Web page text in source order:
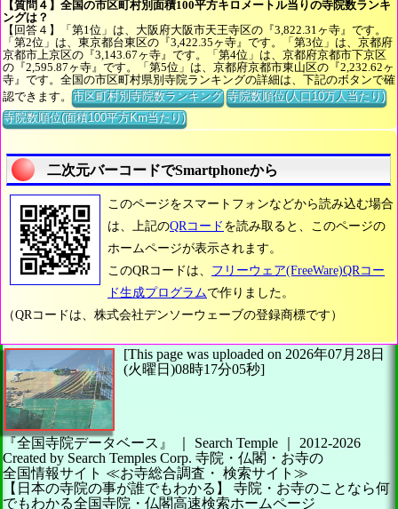
【質問４】全国の市区町村別面積100平方キロメートル当りの寺院数ランキ
ングは？
【回答４】「第1位」は、大阪府大阪市天王寺区の『3,822.31ヶ寺』です。
「第2位」は、東京都台東区の『3,422.35ヶ寺』です。「第3位」は、京都府
京都市上京区の『3,143.67ヶ寺』です。「第4位」は、京都府京都市下京区
の『2,595.87ヶ寺』です。「第5位」は、京都府京都市東山区の『2,232.62ヶ
寺』です。全国の市区町村県別寺院ランキングの詳細は、下記のボタンで確
認できます。市区町村別寺院数ランキング 寺院数順位(人口10万人当たり)
寺院数順位(面積100平方Km当たり)
二次元バーコードでSmartphoneから
このページをスマートフォンなどから読み込む場合
は、上記のQRコード を読み取ると、このページの
ホームページが表示されます。
このQRコードは、 フリーウェア(FreeWare)QRコー
ド生成プログラムで作りました。
（QRコードは、株式会社デンソーウェーブの登録商標です）
[This page was uploaded on 2026年07月28日
(火曜日)08時17分05秒]
『全国寺院データベース』 ｜ Search Temple
2012-2026
Created by Search Temples Corp. 寺院・仏閣・お寺の
全国情報サイト ≪お寺総合調査・ 検索サイト≫
【日本の寺院の事が誰でもわかる】
寺院・お寺のことなら何
でもわかる全国寺院・仏閣高速検索ホームページ